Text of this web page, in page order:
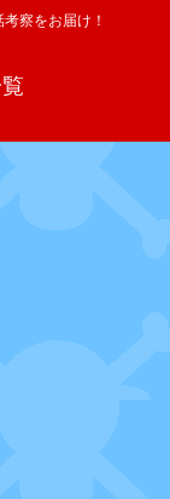
察をお届け！